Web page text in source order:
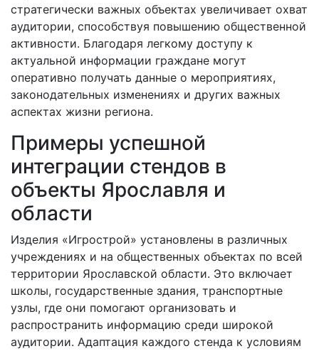
стратегически важных объектах увеличивает охват
аудитории, способствуя повышению общественной
активности. Благодаря легкому доступу к
актуальной информации граждане могут
оперативно получать данные о мероприятиях,
законодательных изменениях и других важных
аспектах жизни региона.
Примеры успешной
интеграции стендов в
объекты Ярославля и
области
Изделия «Игрострой» установлены в различных
учреждениях и на общественных объектах по всей
территории Ярославской области. Это включает
школы, государственные здания, транспортные
узлы, где они помогают организовать и
распространить информацию среди широкой
аудитории. Адаптация каждого стенда к условиям